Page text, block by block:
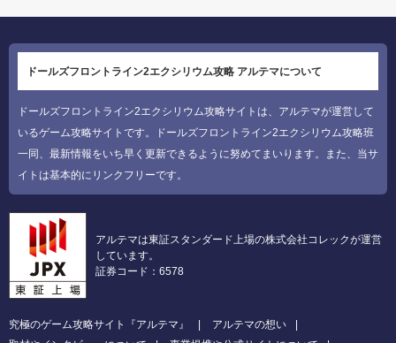
ドールズフロントライン2エクシリウム攻略 アルテマについて
ドールズフロントライン2エクシリウム攻略サイトは、アルテマが運営して
いるゲーム攻略サイトです。ドールズフロントライン2エクシリウム攻略班
一同、最新情報をいち早く更新できるように努めてまいります。また、当サ
イトは基本的にリンクフリーです。
アルテマは東証スタンダード上場の株式会社コレックが運営
しています。
証券コード：6578
究極のゲーム攻略サイト『アルテマ』
アルテマの想い